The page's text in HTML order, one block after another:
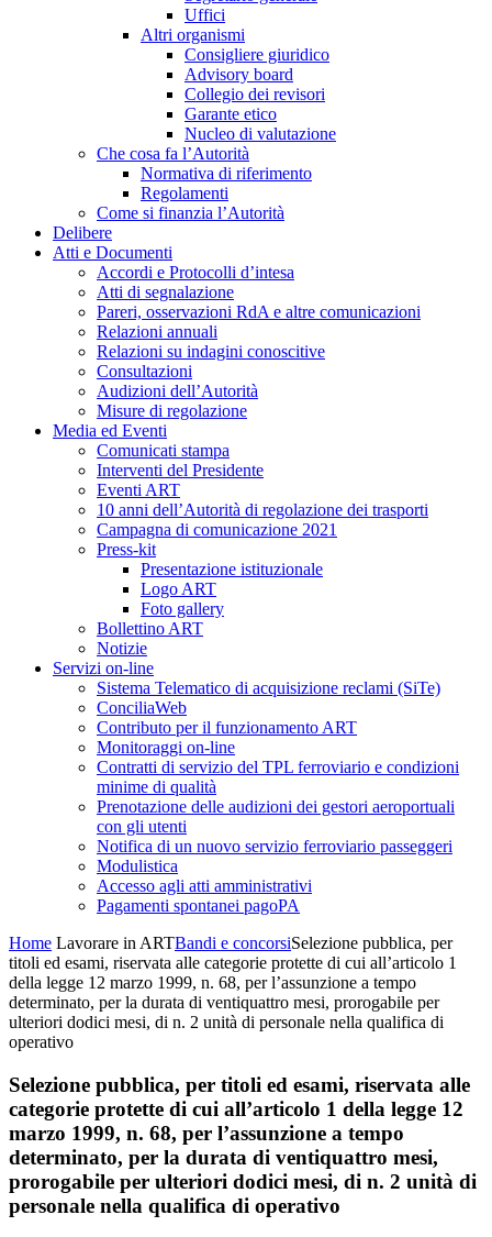
Uffici
Altri organismi
Consigliere giuridico
Advisory board
Collegio dei revisori
Garante etico
Nucleo di valutazione
Che cosa fa l’Autorità
Normativa di riferimento
Regolamenti
Come si finanzia l’Autorità
Delibere
Atti e Documenti
Accordi e Protocolli d’intesa
Atti di segnalazione
Pareri, osservazioni RdA e altre comunicazioni
Relazioni annuali
Relazioni su indagini conoscitive
Consultazioni
Audizioni dell’Autorità
Misure di regolazione
Media ed Eventi
Comunicati stampa
Interventi del Presidente
Eventi ART
10 anni dell’Autorità di regolazione dei trasporti
Campagna di comunicazione 2021
Press-kit
Presentazione istituzionale
Logo ART
Foto gallery
Bollettino ART
Notizie
Servizi on-line
Sistema Telematico di acquisizione reclami (SiTe)
ConciliaWeb
Contributo per il funzionamento ART
Monitoraggi on-line
Contratti di servizio del TPL ferroviario e condizioni
minime di qualità
Prenotazione delle audizioni dei gestori aeroportuali
con gli utenti
Notifica di un nuovo servizio ferroviario passeggeri
Modulistica
Accesso agli atti amministrativi
Pagamenti spontanei pagoPA
Home Lavorare in ARTBandi e concorsiSelezione pubblica, per
titoli ed esami, riservata alle categorie protette di cui all’articolo 1
della legge 12 marzo 1999, n. 68, per l’assunzione a tempo
determinato, per la durata di ventiquattro mesi, prorogabile per
ulteriori dodici mesi, di n. 2 unità di personale nella qualifica di
operativo
Selezione pubblica, per titoli ed esami, riservata alle
categorie protette di cui all’articolo 1 della legge 12
marzo 1999, n. 68, per l’assunzione a tempo
determinato, per la durata di ventiquattro mesi,
prorogabile per ulteriori dodici mesi, di n. 2 unità di
personale nella qualifica di operativo